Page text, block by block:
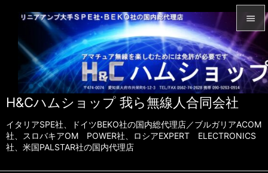
H&Cハムショップ 我ら無線人合同会社
イタリアSPE社、ドイツBEKO社の国内総代理店／ブルガリアACOM
社、スロバキアOM POWER社、ロシアEXPERT ELECTRONICS
社、米国PALSTAR社の国内代理店


メニュ

サイド
